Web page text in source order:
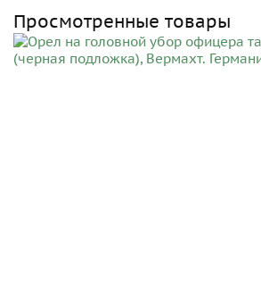
Просмотренные товары